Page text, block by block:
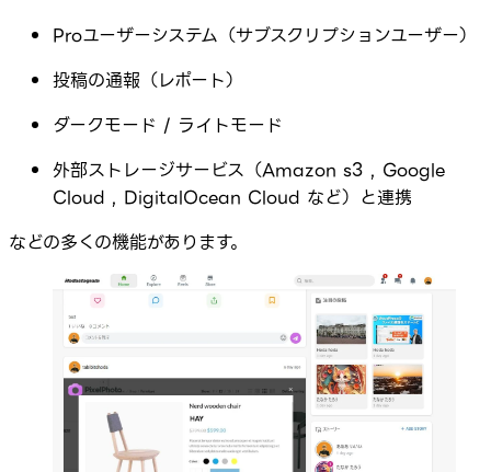
Proユーザーシステム（サブスクリプションユーザー）
投稿の通報（レポート）
ダークモード / ライトモード
外部ストレージサービス（Amazon s3 , Google
Cloud , DigitalOcean Cloud など）と連携
などの多くの機能があります。